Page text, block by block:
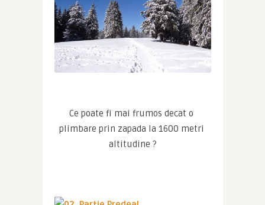
Ce poate fi mai frumos decat o
plimbare prin zapada la 1600 metri
altitudine ?